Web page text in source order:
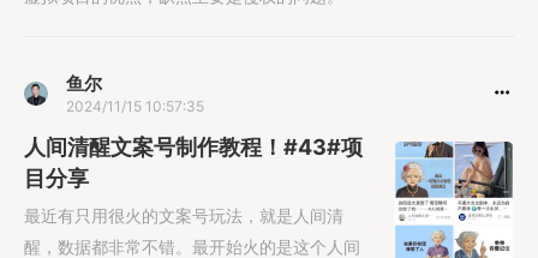
鱼尔
2024/11/15 10:57:35
人间清醒文案号制作教程！#43#项
目分享
最近有只用很火的文案号玩法，就是人间清
醒，数据都非常不错。最开始火的是这个人间